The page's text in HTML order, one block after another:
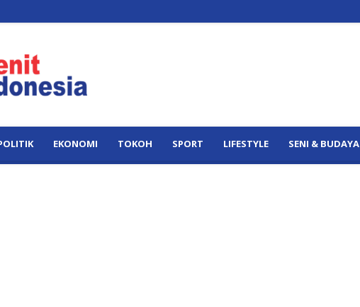
Indonesia
EKONOMI TOKOH SPORT LIFESTYLE SENI & BUDAYA